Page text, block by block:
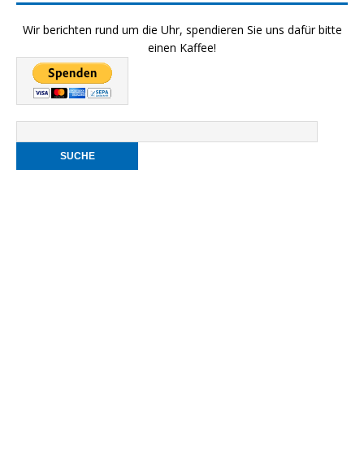
Wir berichten rund um die Uhr, spendieren Sie uns dafür bitte
einen Kaffee!